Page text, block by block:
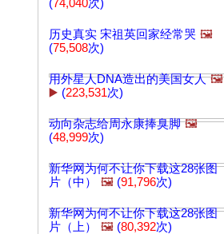
(74,040次)
历史真实 宋祖英回家经常哭 🖼️
(75,508次)
用外星人DNA造出的美国女人 🖼️
▶️ (223,531次)
动向杂志给周永康捧臭脚 🖼️
(48,999次)
新华网为何不让你下载这28张图
片（中）
🖼️ (91,796次)
新华网为何不让你下载这28张图
片（上）
🖼️ (80,392次)